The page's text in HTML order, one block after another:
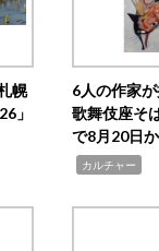
幌
」
6人の作家
歌舞伎座そ
で8月20日
カルチャー